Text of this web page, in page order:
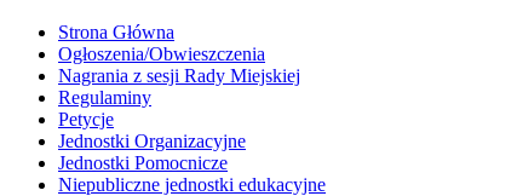
Strona Główna
Ogłoszenia/Obwieszczenia
Nagrania z sesji Rady Miejskiej
Regulaminy
Petycje
Jednostki Organizacyjne
Jednostki Pomocnicze
Niepubliczne jednostki edukacyjne